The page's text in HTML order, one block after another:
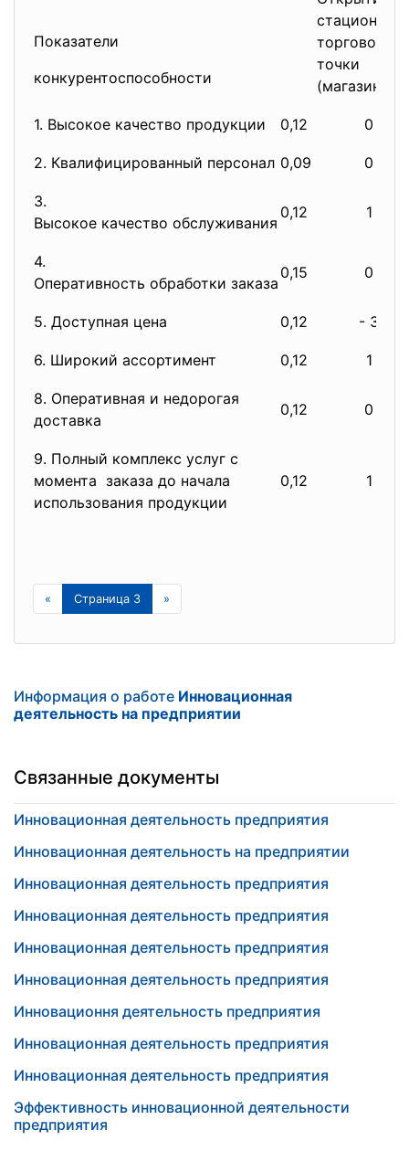
Показатели
конкурентоспособности
торговой
точки
(магазина)
1. Высокое качество продукции 0,12 0
2. Квалифицированный персонал 0,09 0
3.
Высокое качество обслуживания
0,12 1
4.
Оперативность обработки заказа
0,15 0
5. Доступная цена 0,12 - 3
6. Широкий ассортимент 0,12 1
8. Оперативная и недорогая
доставка
0,12 0
9. Полный комплекс услуг с
момента заказа до начала
использования продукции
0,12 1
« Страница 3 »
Информация о работе Инновационная
деятельность на предприятии
Связанные документы
Инновационная деятельность предприятия
Инновационная деятельность на предприятии
Инновационная деятельность предприятия
Инновационная деятельность предприятия
Инновационная деятельность предприятия
Инновационная деятельность предприятия
Инновационня деятельность предприятия
Инновационная деятельность предприятия
Инновационная деятельность предприятия
Эффективность инновационной деятельности
предприятия